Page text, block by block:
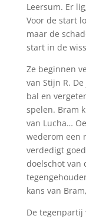
Leersum. Er
Voor de start
maar de
start in de
Ze beginnen
van Stijn R.
bal en
spelen. Bram
van Lucha…
wederom een
verdedigt
doelschot van
kans van
De